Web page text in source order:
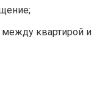
между квартирой и